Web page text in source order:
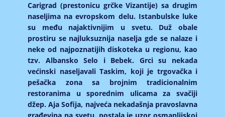
Carigrad (prestonicu grčke Vizantije) sa drugim
naseljima na evropskom delu. Istanbulske luke
su među najaktivnijim u svetu. Duž obale
prostiru se najluksuznija naselja gde se nalaze i
neke od najpoznatijih diskoteka u regionu, kao
tzv. Albansko Selo i Bebek. Grci su nekada
većinski naseljavali Taskim, koji je trgovačka i
pešačka zona sa brojnim tradicionalnim
restoranima u sporednim ulicama za svačiji
džep. Aja Sofija, najveća nekadašnja pravoslavna